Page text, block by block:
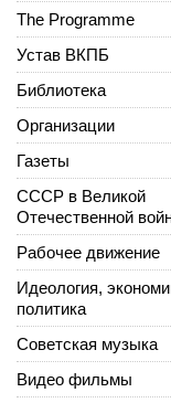
The Programme
Устав ВКПБ
Библиотека
Организации
Газеты
СССР в Великой
Отечественной
Рабочее движение
Идеология,
политика
Советская музыка
Видео фильмы